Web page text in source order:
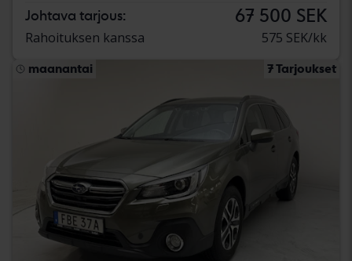
Johtava tarjous: 67 500 SEK
Rahoituksen kanssa 575 SEK/kk
maanantai 7 Tarjoukset